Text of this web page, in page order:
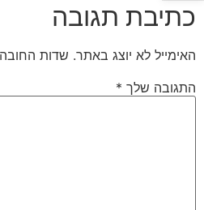
כתיבת תגובה
האימייל לא יוצג באתר. שדות
התגובה שלך *